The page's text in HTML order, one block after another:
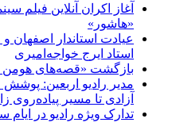
آغاز اکران آنلاین فیلم
«هاشور»
عیادت استاندار اصفهان و
استاد ایرج خواجه‌امیری
بازگشت «قصه‌های هومن و
مدیر رادیو اربعین:
آزادی تا مسیر پیاده‌روی
تدارک ویژه رادیو در ایام